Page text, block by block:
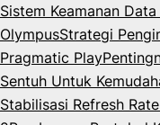
Sistem Keamanan
OlympusStrategi
Pragmatic Play
Sentuh Untuk
Stabilisasi Refresh